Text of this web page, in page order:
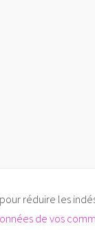
réduire les
de vos